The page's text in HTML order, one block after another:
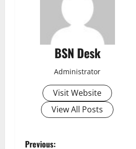
BSN Desk
Administrator
Visit Website
View All Posts
Previous: